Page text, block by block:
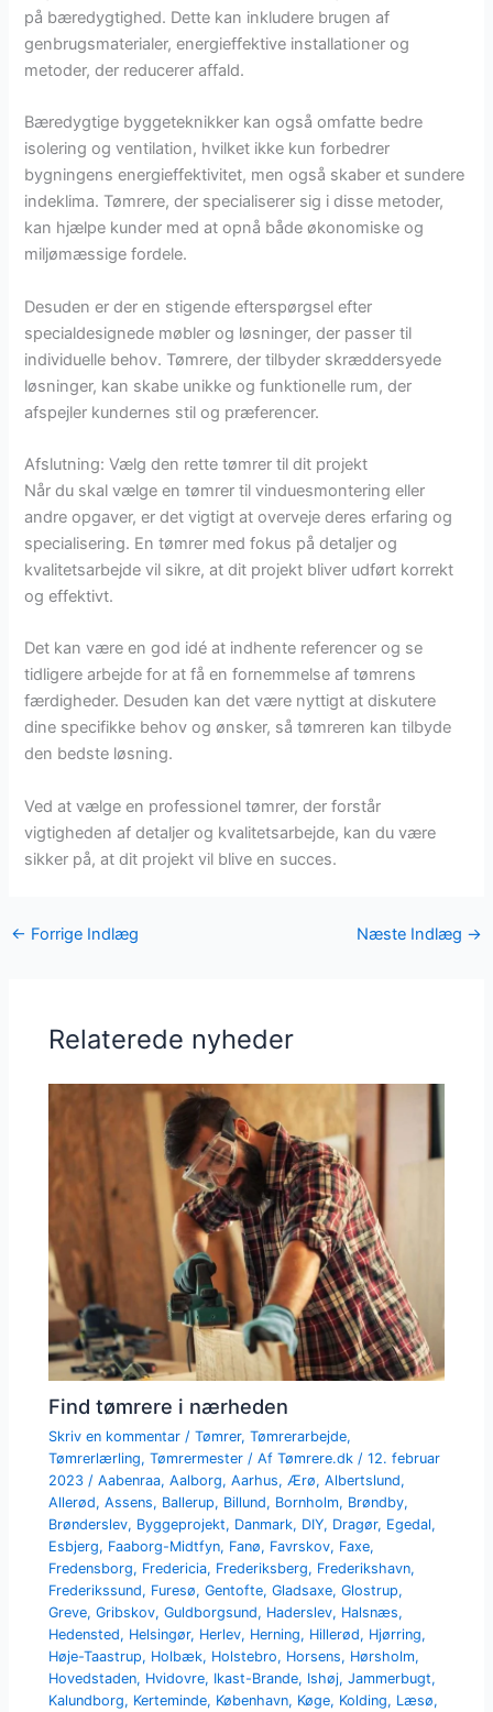
på bæredygtighed. Dette kan inkludere brugen af
genbrugsmaterialer, energieffektive installationer og
metoder, der reducerer affald.
Bæredygtige byggeteknikker kan også omfatte bedre
isolering og ventilation, hvilket ikke kun forbedrer
bygningens energieffektivitet, men også skaber et sundere
indeklima. Tømrere, der specialiserer sig i disse metoder,
kan hjælpe kunder med at opnå både økonomiske og
miljømæssige fordele.
Desuden er der en stigende efterspørgsel efter
specialdesignede møbler og løsninger, der passer til
individuelle behov. Tømrere, der tilbyder skræddersyede
løsninger, kan skabe unikke og funktionelle rum, der
afspejler kundernes stil og præferencer.
Afslutning: Vælg den rette tømrer til dit projekt
Når du skal vælge en tømrer til vinduesmontering eller
andre opgaver, er det vigtigt at overveje deres erfaring og
specialisering. En tømrer med fokus på detaljer og
kvalitetsarbejde vil sikre, at dit projekt bliver udført korrekt
og effektivt.
Det kan være en god idé at indhente referencer og se
tidligere arbejde for at få en fornemmelse af tømrens
færdigheder. Desuden kan det være nyttigt at diskutere
dine specifikke behov og ønsker, så tømreren kan tilbyde
den bedste løsning.
Ved at vælge en professionel tømrer, der forstår
vigtigheden af detaljer og kvalitetsarbejde, kan du være
sikker på, at dit projekt vil blive en succes.
← Forrige Indlæg Næste Indlæg →
Relaterede nyheder
Find tømrere i nærheden
Skriv en kommentar /Tømrer,Tømrerarbejde,
Tømrerlærling,Tømrermester / AfTømrere.dk/12. februar
2023/Aabenraa,Aalborg,Aarhus,Ærø,Albertslund,
Allerød,Assens, Ballerup, Billund, Bornholm, Brøndby,
Brønderslev, Byggeprojekt, Danmark, DIY, Dragør, Egedal,
Esbjerg, Faaborg-Midtfyn, Fanø, Favrskov, Faxe,
Fredensborg, Fredericia, Frederiksberg, Frederikshavn,
Frederikssund, Furesø,Gentofte,Gladsaxe,Glostrup,
Greve,Gribskov,Guldborgsund, Haderslev, Halsnæs,
Hedensted, Helsingør, Herlev, Herning, Hillerød, Hjørring,
Høje-Taastrup, Holbæk, Holstebro, Horsens, Hørsholm,
Hovedstaden, Hvidovre, Ikast-Brande, Ishøj,Jammerbugt,
Kalundborg, Kerteminde, København, Køge, Kolding, Læsø,